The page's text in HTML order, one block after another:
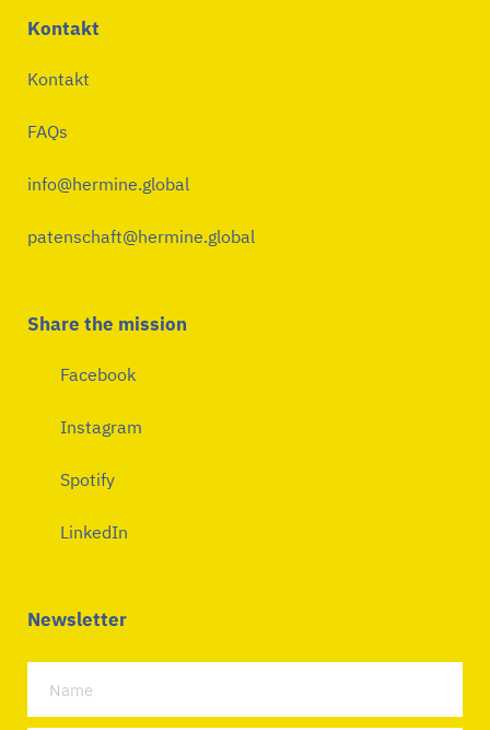
Kontakt
Kontakt
FAQs
info@hermine.global
patenschaft@hermine.global
Share the mission
Facebook
Instagram
Spotify
LinkedIn
Newsletter